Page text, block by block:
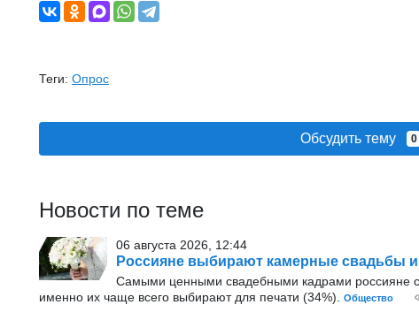
Теги: Опрос
Обсудить тему 0
Новости по теме
06 августа 2026, 12:44
Россияне выбирают камерные свадьбы
Самыми ценными свадебными кадрами россияне
именно их чаще всего выбирают для печати (34%).
Общество